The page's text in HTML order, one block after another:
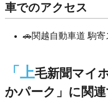
車でのアクセス
🚗関越自動車道 駒
「上⽑新聞マイ
かパーク」に関